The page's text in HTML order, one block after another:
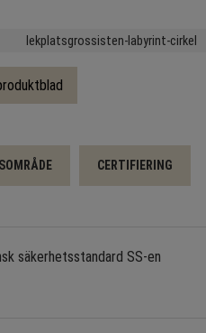
lekplatsgrossisten-labyrint-cirkel
CERTIFIERING
säkerhetsstandard SS-en